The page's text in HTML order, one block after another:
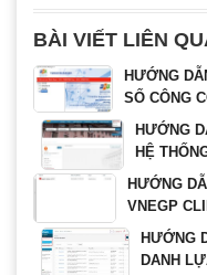
BÀI VIẾT LIÊN
HƯỚNG
SỐ CÔNG
HƯỚNG
HỆ
HƯỚNG
VNEGP
HƯỚNG
DANH